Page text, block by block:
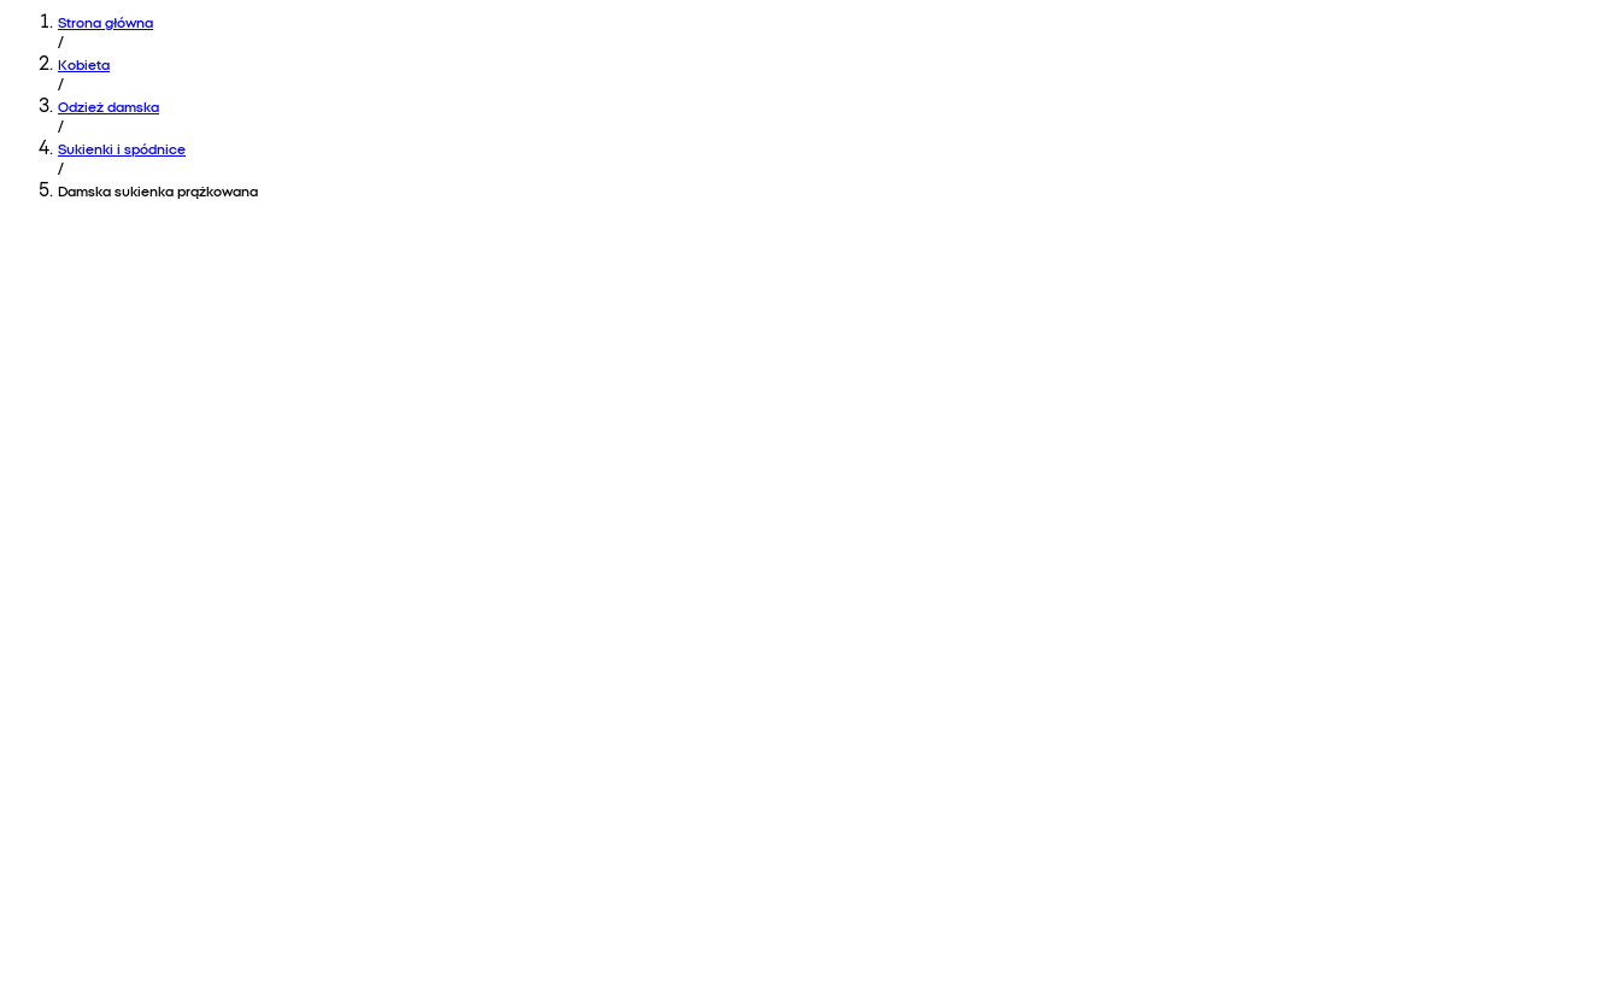
Strona główna
/
Kobieta
/
Odzież damska
/
Sukienki i spódnice
/
Damska sukienka prążkowana